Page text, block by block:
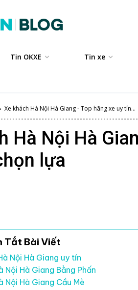
Tin OKXE Tin xe
Xe khách Hà Nội Hà Giang - Top hãng xe uy tín...
Hà Nội Hà
lựa
Tắt Bài Viết
Nội Hà Giang uy tín
Nội Hà Giang Bằng Phấn
Nội Hà Giang Cầu Mè